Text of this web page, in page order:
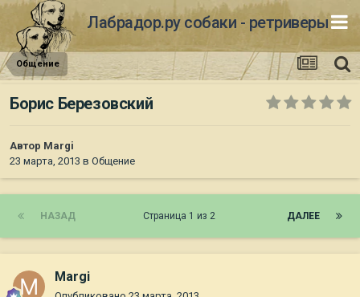
Лабрадор.ру собаки - ретриверы
Общение
Борис Березовский
Автор Margi
23 марта, 2013 в Общение
НАЗАД ДАЛЕЕ
Страница 1 из 2
Margi